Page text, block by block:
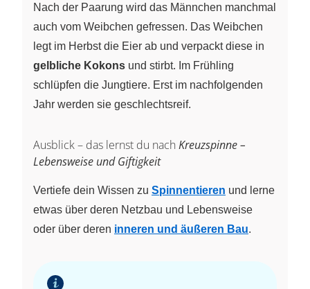
Nach der Paarung wird das Männchen manchmal
auch vom Weibchen gefressen. Das Weibchen
legt im Herbst die Eier ab und verpackt diese in
gelbliche Kokons und stirbt. Im Frühling
schlüpfen die Jungtiere. Erst im nachfolgenden
Jahr werden sie geschlechtsreif.
Ausblick – das lernst du nach Kreuzspinne –
Lebensweise und Giftigkeit
Vertiefe dein Wissen zu Spinnentieren und lerne
etwas über deren Netzbau und Lebensweise
oder über deren inneren und äußeren Bau.